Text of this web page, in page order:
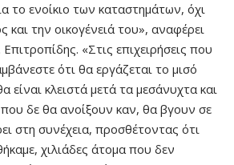
το ενοίκιο των καταστημάτων, όχι
και την οικογένειά του», αναφέρει
«Στις επιχειρήσεις που
ότι θα εργάζεται το μισό
κλειστά μετά τα μεσάνυχτα και
δε θα ανοίξουν καν, θα βγουν σε
στη συνέχεια, προσθέτοντας ότι
χιλιάδες άτομα που δεν